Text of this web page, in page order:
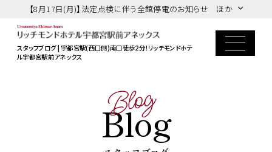
【8月17日(月)】法定点検に伴う全館停電のお知らせ ほか
スタッフブログ | 宇都宮駅(西口側)南口徒歩2分！リッチモンドホテ
ル宇都宮駅前アネックス
Blog
Blog